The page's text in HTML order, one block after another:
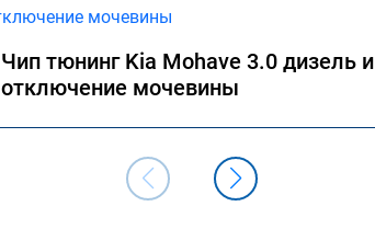
Чип тюнинг Kia Mohave 3.0 дизель и
отключение мочевины